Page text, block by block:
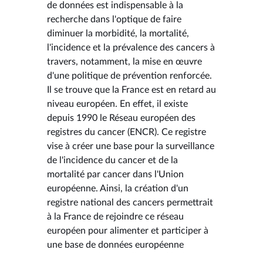
de données est indispensable à la
recherche dans l'optique de faire
diminuer la morbidité, la mortalité,
l'incidence et la prévalence des cancers à
travers, notamment, la mise en œuvre
d'une politique de prévention renforcée.
Il se trouve que la France est en retard au
niveau européen. En effet, il existe
depuis 1990 le Réseau européen des
registres du cancer (ENCR). Ce registre
vise à créer une base pour la surveillance
de l'incidence du cancer et de la
mortalité par cancer dans l'Union
européenne. Ainsi, la création d'un
registre national des cancers permettrait
à la France de rejoindre ce réseau
européen pour alimenter et participer à
une base de données européenne